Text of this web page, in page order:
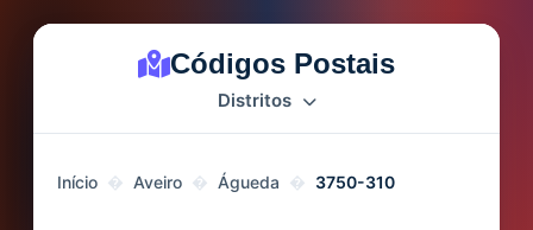
Códigos Postais
Distritos
Início Aveiro Águeda 3750-310